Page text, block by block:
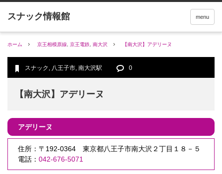
menu
ホーム 京王相模原線 京王電鉄 南大沢 【南大沢】アデリーヌ
スナック , 八王子市, 南大沢駅 0
【南大沢】アデリーヌ
アデリーヌ
住所：〒192-0364 東京都八王子市南大沢２丁目１８－５
電話： 042-676-5071